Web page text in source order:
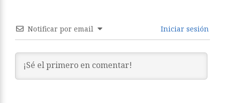
Notificar por email Iniciar sesión